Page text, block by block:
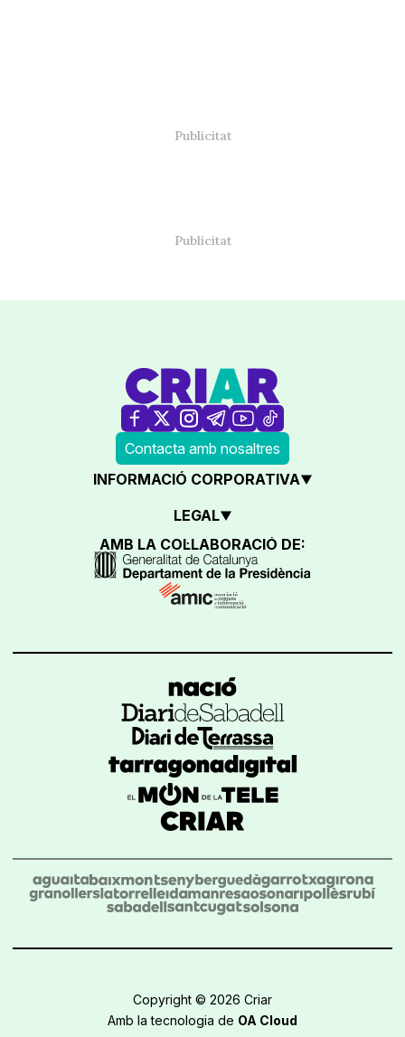
Contacta amb nosaltres
INFORMACIÓ CORPORATIVA
LEGAL
AMB LA COL·LABORACIÓ DE:
Copyright © 2026 Criar
Amb la tecnologia de OA Cloud